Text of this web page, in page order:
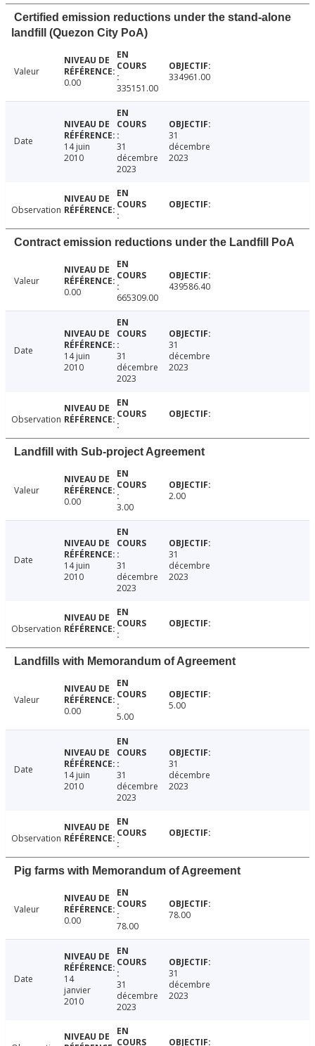
Certified emission reductions under the stand-alone
landfill (Quezon City PoA)
Valeur
0.00
335151.00
334961.00
Date
14 juin
2010
31
décembre
2023
31
décembre
2023
Observation
Contract emission reductions under the Landfill PoA
Valeur
0.00
665309.00
439586.40
Date
14 juin
2010
31
décembre
2023
31
décembre
2023
Observation
Landfill with Sub-project Agreement
Valeur
0.00
3.00
2.00
Date
14 juin
2010
31
décembre
2023
31
décembre
2023
Observation
Landfills with Memorandum of Agreement
Valeur
0.00
5.00
5.00
Date
14 juin
2010
31
décembre
2023
31
décembre
2023
Observation
Pig farms with Memorandum of Agreement
Valeur
0.00
78.00
78.00
Date
14
janvier
2010
31
décembre
2023
31
décembre
2023